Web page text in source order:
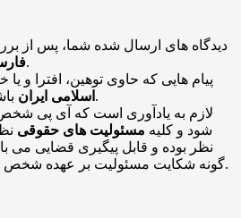
دیدگاه های ارسال شده شما، پس از
منتشر خواهد شد.
پیام هایی که حاوی توهین، افترا و یا
اسلامی ایران باشد منتشر نخواهد شد.
لازم به یادآوری است که آی پی
شود و کلیه مسئولیت های حقوقی
نظر بوده و قابل پیگیری قضایی می
گونه شکایت مسئولیت بر عهده شخص نظر دهنده خواهد بود.